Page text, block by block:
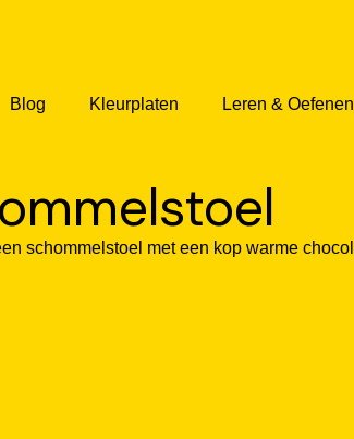
Blog Kleurplaten Leren & Oefenen